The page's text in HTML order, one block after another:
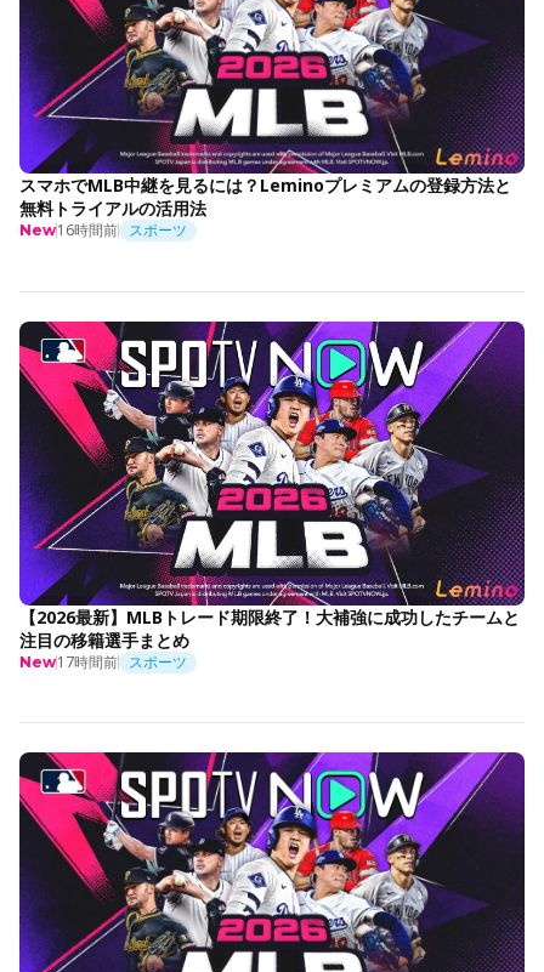
スマホでMLB中継を見るには？Leminoプレミアムの登録方法と
無料トライアルの活用法
New16時間前 スポーツ
【2026最新】MLBトレード期限終了！大補強に成功したチームと
注目の移籍選手まとめ
New17時間前 スポーツ